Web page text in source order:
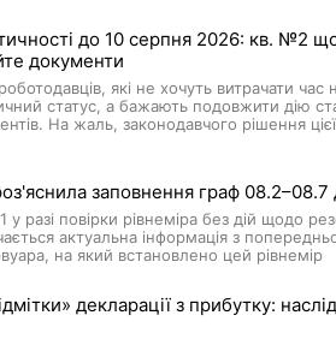
до 10 серпня 2026: кв. №2
документи
які не хочуть витрачати час
статус, а бажають подовжити дію
На жаль, законодавчого рішення цієї
заповнення граф 08.2–08.7
у разі повірки рівнеміра без дій щодо
актуальна інформація з
на який встановлено цей рівнемір
декларації з прибутку: